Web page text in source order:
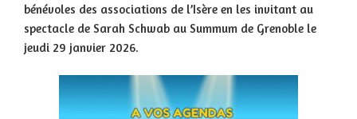
bénévoles des associations de l’Isère en les invitant au
spectacle de Sarah Schwab au Summum de Grenoble le
jeudi 29 janvier 2026.